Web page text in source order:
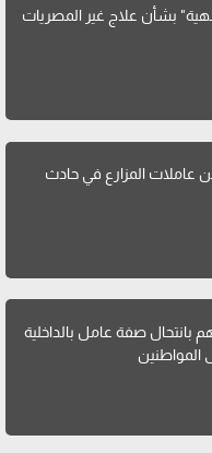
بشأن علاج غير المصريات
15 من عاملات المزارع في حادث
بانتحال صفة عامل بالداخلية
المواطنين